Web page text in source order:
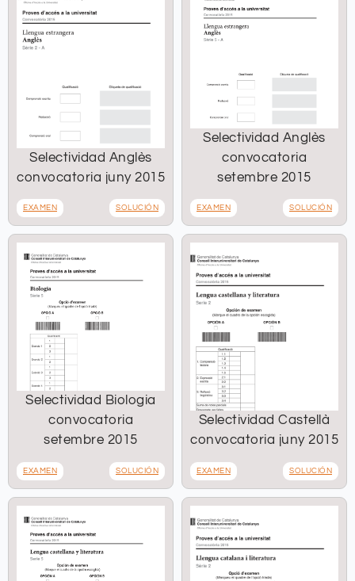
Selectividad Anglès
convocatoria juny 2015
EXAMEN SOLUCIÓN
Selectividad Anglès
convocatoria
setembre 2015
EXAMEN SOLUCIÓN
Selectividad Biologia
convocatoria
setembre 2015
EXAMEN SOLUCIÓN
Selectividad Castellà
convocatoria juny 2015
EXAMEN SOLUCIÓN